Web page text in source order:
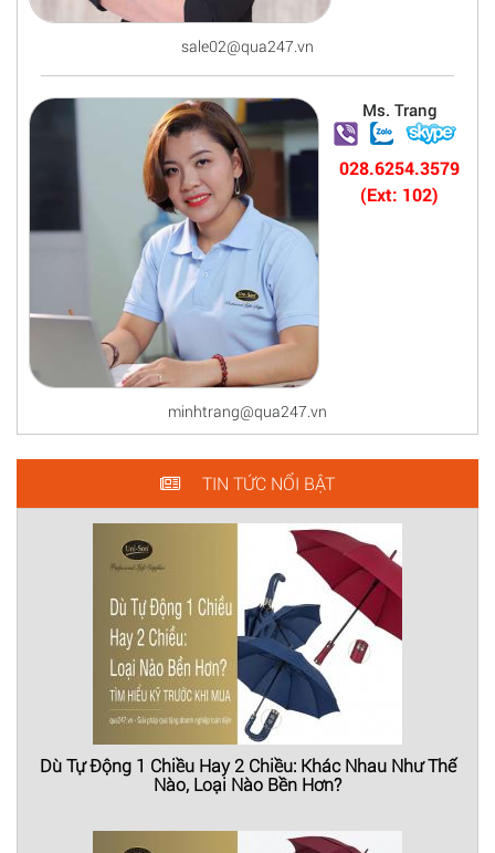
sale02@qua247.vn
Ms. Trang
028.6254.3579
(Ext: 102)
minhtrang@qua247.vn
TIN TỨC NỔI BẬT
Dù Tự Động 1 Chiều Hay 2 Chiều: Khác Nhau Như Thế
Nào, Loại Nào Bền Hơn?